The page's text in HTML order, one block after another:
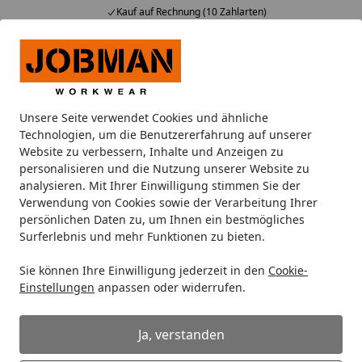
Unsere Seite verwendet Cookies und ähnliche
Technologien, um die Benutzererfahrung auf unserer
Website zu verbessern, Inhalte und Anzeigen zu
personalisieren und die Nutzung unserer Website zu
analysieren. Mit Ihrer Einwilligung stimmen Sie der
Verwendung von Cookies sowie der Verarbeitung Ihrer
persönlichen Daten zu, um Ihnen ein bestmögliches
Surferlebnis und mehr Funktionen zu bieten.
Sie können Ihre Einwilligung jederzeit in den Cookie-
Einstellungen anpassen oder widerrufen.
Ja, verstanden
Kauf auf Rechnung (10 Zahlarten)
Alle Produkte
Mein Konto
Suchen
Startseite
Gutscheinbetrag aufteilen?
Kann ich den Gutschein für mehr
als eine Bestellung verwenden?
Sie können Ihren Geschenkgutschein für weitere
Folgebestellungen verwenden, sofern der
Gutscheinbetrag bei Ihrer ersten bzw. vorigen
Bestellung höher war als der Rechnungsbetrag
Bestellung eine E-Mail mit dem
verfügbaren Restbetrag
Ihres Gutscheins für zukünftige Bestellungen.